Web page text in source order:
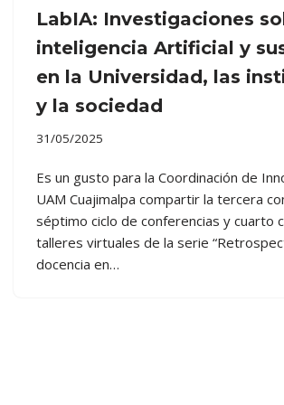
LabIA: Investigaciones
inteligencia Artificial y
en la Universidad, las
y la sociedad
31/05/2025
Es un gusto para la Coordinación de
UAM Cuajimalpa compartir la tercera
séptimo ciclo de conferencias y cuarto
talleres virtuales de la serie
docencia en…